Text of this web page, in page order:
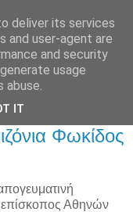
Φωκίδος
Αθηνών
deliver its services
and user-agent are
and security
usage
abuse.
IT